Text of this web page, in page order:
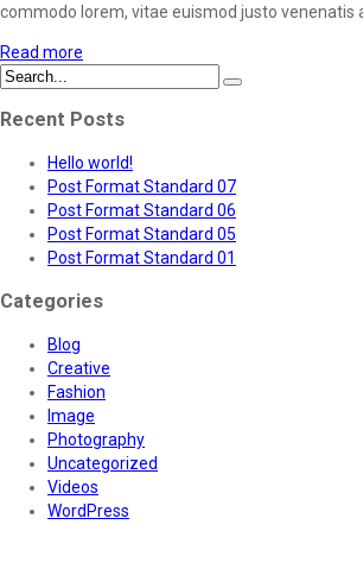
commodo lorem, vitae euismod justo venenatis
Read more
Recent Posts
Hello world!
Post Format Standard 07
Post Format Standard 06
Post Format Standard 05
Post Format Standard 01
Categories
Blog
Creative
Fashion
Image
Photography
Uncategorized
Videos
WordPress